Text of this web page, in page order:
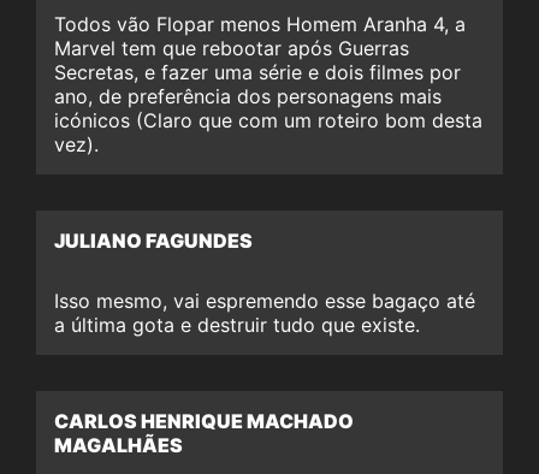
Todos vão Flopar menos Homem Aranha 4, a
Marvel tem que rebootar após Guerras
Secretas, e fazer uma série e dois filmes por
ano, de preferência dos personagens mais
icónicos (Claro que com um roteiro bom desta
vez).
JULIANO FAGUNDES
Isso mesmo, vai espremendo esse bagaço até
a última gota e destruir tudo que existe.
CARLOS HENRIQUE MACHADO
MAGALHÃES